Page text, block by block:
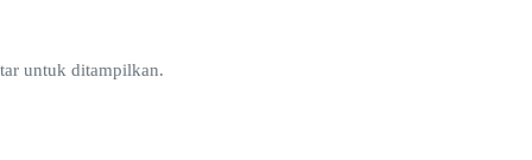
untuk ditampilkan.